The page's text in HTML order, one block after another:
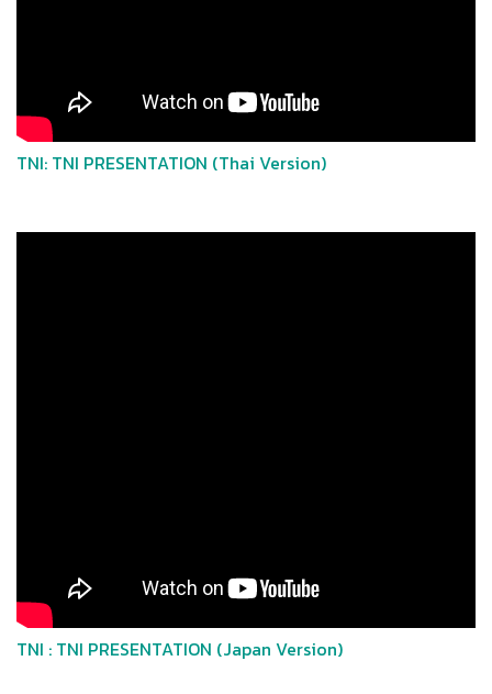
TNI: TNI PRESENTATION (Thai Version)
TNI : TNI PRESENTATION (Japan Version)